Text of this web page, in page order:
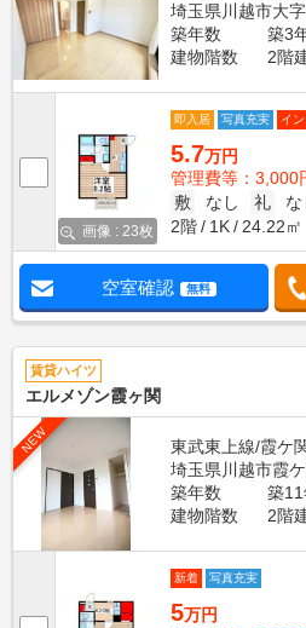
埼玉県川越市大
築年数
築3
建物階数
2階
画像 : 23枚
即入居 写真充実 イ
5.7万円
管理費等：3,000
敷
なし 礼
な
2階
1K 24.22㎡
空室確認 無料
賃貸ハイツ
エルメゾン霞ヶ関
NEW
東武東上線/霞ケ
埼玉県川越市霞
築年数
築
建物階数
2階
新着 写真充実
5万円